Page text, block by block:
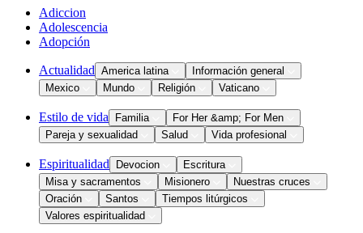
Adiccion
Adolescencia
Adopción
Actualidad America latina
Información general
Mexico
Mundo Religión Vaticano
Estilo de vida Familia
For Her &amp; For Men
Pareja y sexualidad
Salud Vida profesional
Espiritualidad Devocion
Escritura
Misa y sacramentos
Misionero
Nuestras cruces
Oración
Santos
Tiempos litúrgicos
Valores espiritualidad